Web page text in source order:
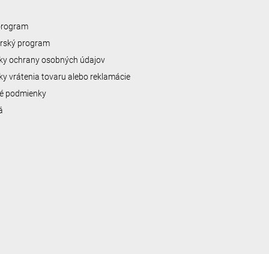
program
ochrany osobných údajov
vrátenia tovaru alebo reklamácie
podmienky